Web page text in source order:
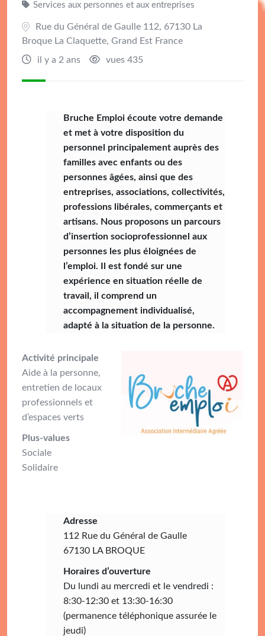
Services aux personnes et aux entreprises
Rue du Général de Gaulle 112, 67130 La
Broque La Claquette, Grand Est France
il y a 2 ans
vues 435
Bruche Emploi écoute votre demande
et met à votre disposition du
personnel principalement auprès des
familles avec enfants ou des
personnes âgées, ainsi que des
entreprises, associations, collectivités,
professions libérales, commerçants et
artisans. Nous proposons un parcours
d’insertion socioprofessionnel aux
personnes les plus éloignées de
l’emploi. Il est fondé sur une
expérience en situation réelle de
travail, il comprend un
accompagnement individualisé,
adapté à la situation de la personne.
Activité principale
Aide à la personne,
entretien de locaux
professionnels et
d’espaces verts
Plus-values
Sociale
Solidaire
Adresse
112 Rue du Général de Gaulle
67130 LA BROQUE
Horaires d’ouverture
Du lundi au mercredi et le vendredi :
8:30-12:30 et 13:30-16:30
(permanence téléphonique assurée le
jeudi)